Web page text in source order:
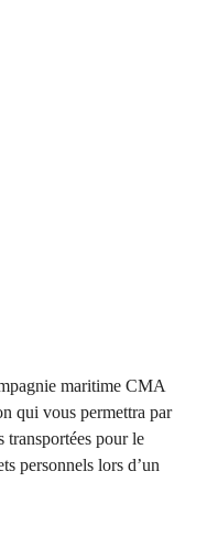
maritime CMA
qui vous permettra par
transportées pour le
personnels lors d’un